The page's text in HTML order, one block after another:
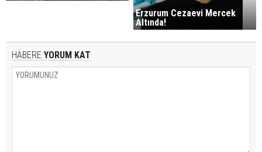
Erzurum Cezaevi Mercek
Altında!
HABERE YORUM KAT